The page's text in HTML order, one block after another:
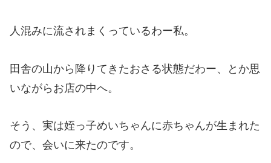
人混みに流されまくっているわー私。
田舎の山から降りてきたおさる状態だわー、とか思
いながらお店の中へ。
そう、実は姪っ子めいちゃんに赤ちゃんが生まれた
ので、会いに来たのです。